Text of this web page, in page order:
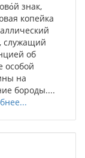
знак,
копейка
служащий
об
особой
на
бороды....